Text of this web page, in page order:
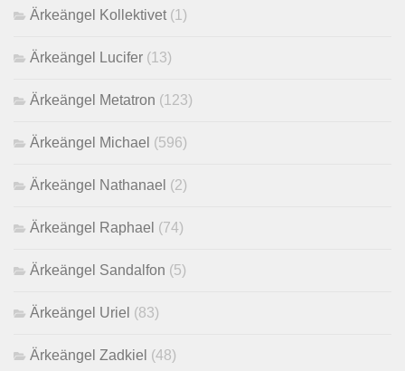
Ärkeängel Kollektivet (1)
Ärkeängel Lucifer (13)
Ärkeängel Metatron (123)
Ärkeängel Michael (596)
Ärkeängel Nathanael (2)
Ärkeängel Raphael (74)
Ärkeängel Sandalfon (5)
Ärkeängel Uriel (83)
Ärkeängel Zadkiel (48)